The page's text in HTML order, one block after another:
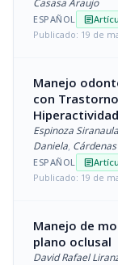
Casasa Araujo
ESPAÑOL article
Publicado: 19 de
Manejo
con
Espinoza
Daniela,
ESPAÑOL article
Publicado: 19 de
Manejo de
plano oclusal
David Rafael